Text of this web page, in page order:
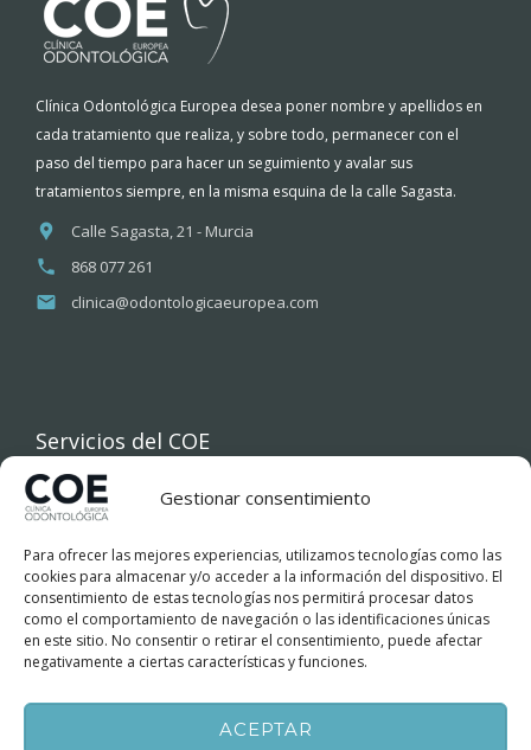
Gestionar consentimiento
Para ofrecer las mejores experiencias, utilizamos tecnologías como las
cookies para almacenar y/o acceder a la información del dispositivo. El
consentimiento de estas tecnologías nos permitirá procesar datos
como el comportamiento de navegación o las identificaciones únicas
en este sitio. No consentir o retirar el consentimiento, puede afectar
negativamente a ciertas características y funciones.
ACEPTAR
Clínica Odontológica Europea desea poner nombre y apellidos en
cada tratamiento que realiza, y sobre todo, permanecer con el
paso del tiempo para hacer un seguimiento y avalar sus
tratamientos siempre, en la misma esquina de la calle Sagasta.
Calle Sagasta, 21 - Murcia
868 077 261
clinica@odontologicaeuropea.com
Servicios del COE
INICIO
COE
TRATAMIENTOS DENTALES